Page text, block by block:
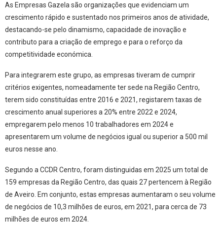
As Empresas Gazela são organizações que evidenciam um
crescimento rápido e sustentado nos primeiros anos de atividade,
destacando-se pelo dinamismo, capacidade de inovação e
contributo para a criação de emprego e para o reforço da
competitividade económica.
Para integrarem este grupo, as empresas tiveram de cumprir
critérios exigentes, nomeadamente ter sede na Região Centro,
terem sido constituídas entre 2016 e 2021, registarem taxas de
crescimento anual superiores a 20% entre 2022 e 2024,
empregarem pelo menos 10 trabalhadores em 2024 e
apresentarem um volume de negócios igual ou superior a 500 mil
euros nesse ano.
Segundo a CCDR Centro, foram distinguidas em 2025 um total de
159 empresas da Região Centro, das quais 27 pertencem à Região
de Aveiro. Em conjunto, estas empresas aumentaram o seu volume
de negócios de 10,3 milhões de euros, em 2021, para cerca de 73
milhões de euros em 2024.